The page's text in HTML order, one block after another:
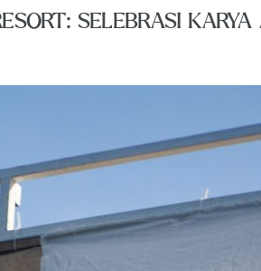
SELEBRASI